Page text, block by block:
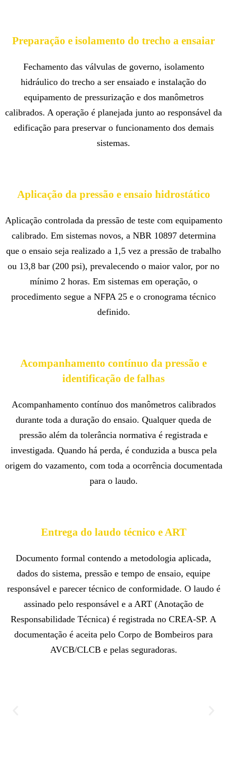
Preparação e isolamento do trecho a ensaiar
Fechamento das válvulas de governo, isolamento
hidráulico do trecho a ser ensaiado e instalação do
equipamento de pressurização e dos manômetros
calibrados. A operação é planejada junto ao responsável da
edificação para preservar o funcionamento dos demais
sistemas.
Aplicação da pressão e ensaio hidrostático
Aplicação controlada da pressão de teste com equipamento
calibrado. Em sistemas novos, a NBR 10897 determina
que o ensaio seja realizado a 1,5 vez a pressão de trabalho
ou 13,8 bar (200 psi), prevalecendo o maior valor, por no
mínimo 2 horas. Em sistemas em operação, o
procedimento segue a NFPA 25 e o cronograma técnico
definido.
Acompanhamento contínuo da pressão e
identificação de falhas
Acompanhamento contínuo dos manômetros calibrados
durante toda a duração do ensaio. Qualquer queda de
pressão além da tolerância normativa é registrada e
investigada. Quando há perda, é conduzida a busca pela
origem do vazamento, com toda a ocorrência documentada
para o laudo.
Entrega do laudo técnico e ART
Documento formal contendo a metodologia aplicada,
dados do sistema, pressão e tempo de ensaio, equipe
responsável e parecer técnico de conformidade. O laudo é
assinado pelo responsável e a ART (Anotação de
Responsabilidade Técnica) é registrada no CREA-SP. A
documentação é aceita pelo Corpo de Bombeiros para
AVCB/CLCB e pelas seguradoras.